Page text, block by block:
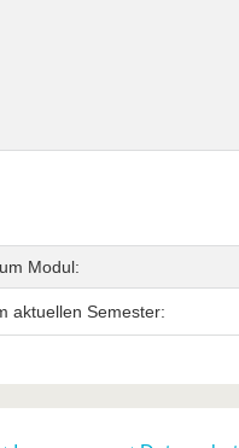
Modul:
aktuellen Semester: